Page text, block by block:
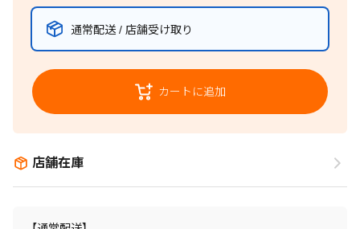
通常配送 / 店舗受け取り
カートに追加
店舗在庫